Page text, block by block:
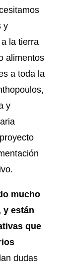
y
la tierra
alimentos
a toda la
y
mucho
y están
que
dudas